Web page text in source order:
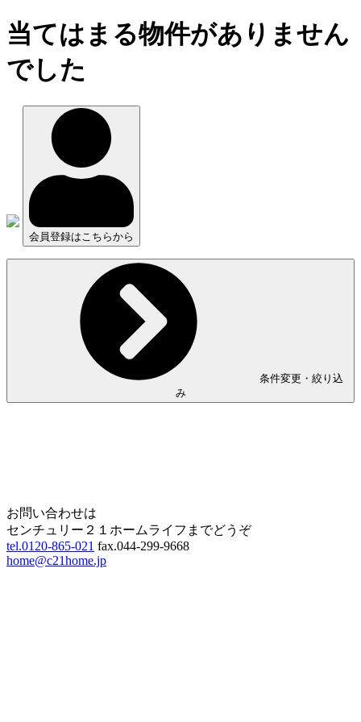
当てはまる物件がありません
でした
会員登録はこちらから
条件変更・絞り込
み
お問い合わせは
センチュリー２１ホームライフまでどうぞ
tel.0120-865-021 fax.044-299-9668
home@c21home.jp